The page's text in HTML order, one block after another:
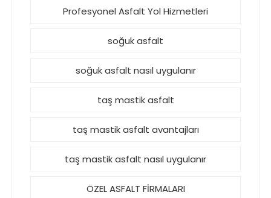
Profesyonel Asfalt Yol Hizmetleri
soğuk asfalt
soğuk asfalt nasıl uygulanır
taş mastik asfalt
taş mastik asfalt avantajları
taş mastik asfalt nasıl uygulanır
ÖZEL ASFALT FİRMALARI